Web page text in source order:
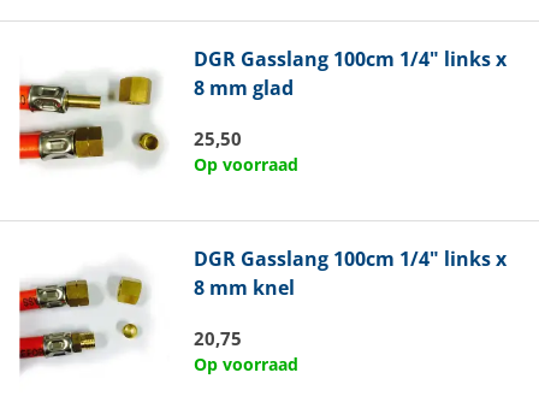
DGR Gasslang 100cm 1/4" links x
8 mm glad
25,50
Op voorraad
DGR Gasslang 100cm 1/4" links x
8 mm knel
20,75
Op voorraad